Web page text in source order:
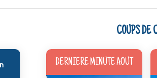
COUPS DE
DERNIERE MINUTE AOUT